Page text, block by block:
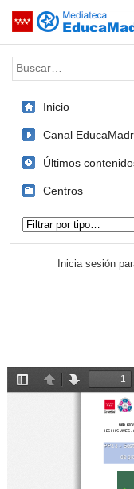
Saltar navegación
Palabra o frase:
Inicio
Canal
Últimos
Centros
Inicia sesión